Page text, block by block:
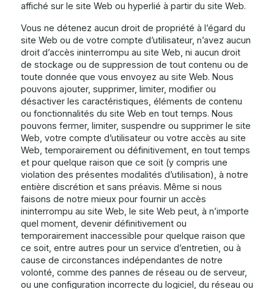
affiché sur le site Web ou hyperlié à partir du site Web.
Vous ne détenez aucun droit de propriété à l’égard du
site Web ou de votre compte d’utilisateur, n’avez aucun
droit d’accès ininterrompu au site Web, ni aucun droit
de stockage ou de suppression de tout contenu ou de
toute donnée que vous envoyez au site Web. Nous
pouvons ajouter, supprimer, limiter, modifier ou
désactiver les caractéristiques, éléments de contenu
ou fonctionnalités du site Web en tout temps. Nous
pouvons fermer, limiter, suspendre ou supprimer le site
Web, votre compte d’utilisateur ou votre accès au site
Web, temporairement ou définitivement, en tout temps
et pour quelque raison que ce soit (y compris une
violation des présentes modalités d’utilisation), à notre
entière discrétion et sans préavis. Même si nous
faisons de notre mieux pour fournir un accès
ininterrompu au site Web, le site Web peut, à n’importe
quel moment, devenir définitivement ou
temporairement inaccessible pour quelque raison que
ce soit, entre autres pour un service d’entretien, ou à
cause de circonstances indépendantes de notre
volonté, comme des pannes de réseau ou de serveur,
ou une configuration incorrecte du logiciel, du réseau ou